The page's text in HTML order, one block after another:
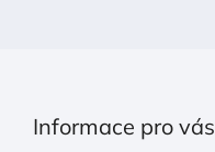
Informace pro vás